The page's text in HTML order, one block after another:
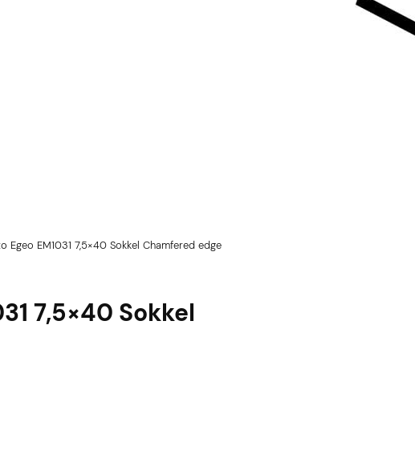
Egeo EM1031 7,5×40 Sokkel Chamfered edge
7,5×40 Sokkel